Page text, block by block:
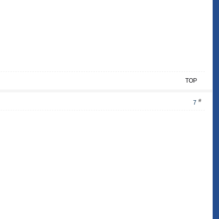
TOP
7 #